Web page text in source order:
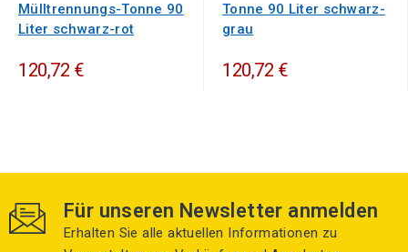
Mülltrennungs-Tonne 90
Liter schwarz-rot
120,72 €
Tonne 90 Liter schwarz-
grau
120,72 €
Für unseren Newsletter anmelden
Erhalten Sie alle aktuellen Informationen zu